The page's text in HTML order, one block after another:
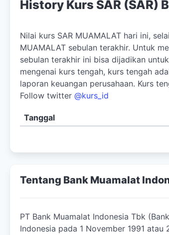
History Kurs SAR (SAR)
Nilai kurs SAR MUAMALAT hari ini,
MUAMALAT sebulan terakhir. Untuk
sebulan terakhir ini bisa dijadikan
mengenai kurs tengah, kurs tengah
laporan keuangan perusahaan. Kurs
Follow twitter @kurs_id
Tanggal
Tentang Bank Muamalat
PT Bank Muamalat Indonesia Tbk
Indonesia pada 1 November 1991 atau